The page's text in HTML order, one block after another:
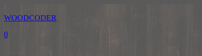
WOODCODER
0